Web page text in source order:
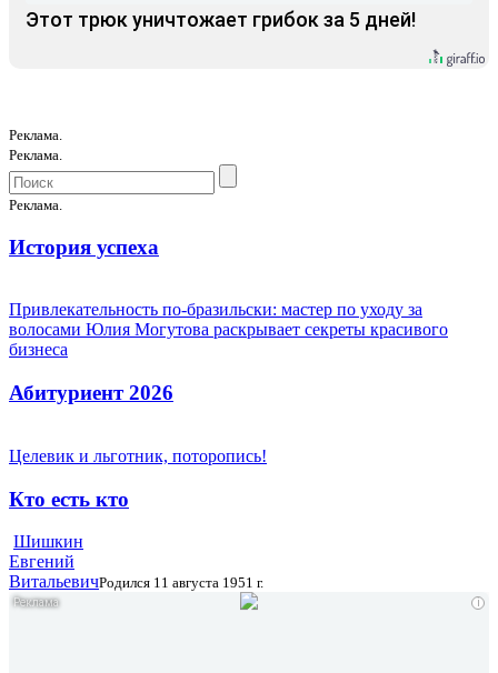
Этот трюк уничтожает грибок за 5 дней!
Реклама.
Реклама.
Реклама.
История успеха
Привлекательность по-бразильски: мастер по уходу за
волосами Юлия Могутова раскрывает секреты красивого
бизнеса
Абитуриент 2026
Целевик и льготник, поторопись!
Кто есть кто
Шишкин
Евгений
ВитальевичРодился 11 августа 1951 г.
i